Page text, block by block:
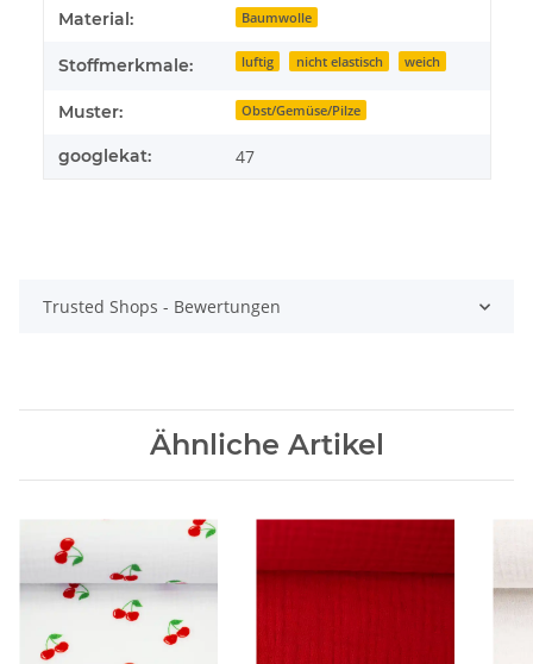
Material: Baumwolle
Stoffmerkmale: luftig nicht elastisch weich
Muster: Obst/Gemüse/Pilze
googlekat: 47
Trusted Shops - Bewertungen
Ähnliche Artikel